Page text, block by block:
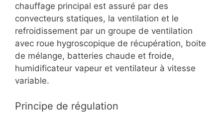
chauffage principal est assuré par des
convecteurs statiques, la ventilation et le
refroidissement par un groupe de ventilation
avec roue hygroscopique de récupération, boite
de mélange, batteries chaude et froide,
humidificateur vapeur et ventilateur à vitesse
variable.
Principe de régulation